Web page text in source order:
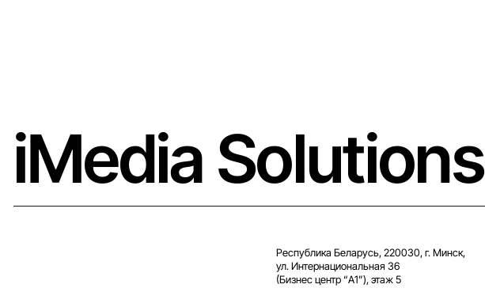
iMedia Solutions
Республика Беларусь, 220030, г. Минск,
ул. Интернациональная 36
(Бизнес центр “A1”), этаж 5